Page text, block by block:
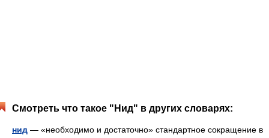
Смотреть что такое "Нид" в других словарях:
нид — «необходимо и достаточно» стандартное сокращение в